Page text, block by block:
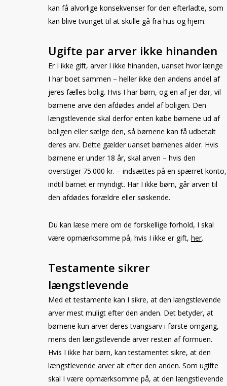
kan få alvorlige konsekvenser for den efterladte, som
kan blive tvunget til at skulle gå fra hus og hjem.
Ugifte par arver ikke hinanden
Er I ikke gift, arver I ikke hinanden, uanset hvor længe
I har boet sammen – heller ikke den andens andel af
jeres fælles bolig. Hvis I har børn, og en af jer dør, vil
børnene arve den afdødes andel af boligen. Den
længstlevende skal derfor enten købe børnene ud af
boligen eller sælge den, så børnene kan få udbetalt
deres arv. Dette gælder uanset børnenes alder. Hvis
børnene er under 18 år, skal arven – hvis den
overstiger 75.000 kr. – indsættes på en spærret konto,
indtil barnet er myndigt. Har I ikke børn, går arven til
den afdødes forældre eller søskende.
Du kan læse mere om de forskellige forhold, I skal
være opmærksomme på, hvis I ikke er gift,her.
Testamente sikrer
længstlevende
Med et testamente kan I sikre, at den længstlevende
arver mest muligt efter den anden. Det betyder, at
børnene kun arver deres tvangsarv i første omgang,
mens den længstlevende arver resten af formuen.
Hvis I ikke har børn, kan testamentet sikre, at den
længstlevende arver alt efter den anden. Som ugifte
skal I være opmærksomme på, at den længstlevende